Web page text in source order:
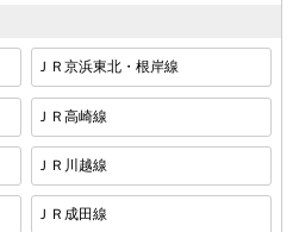
ＪＲ京浜東北・根岸線
ＪＲ高崎線
ＪＲ川越線
ＪＲ成田線